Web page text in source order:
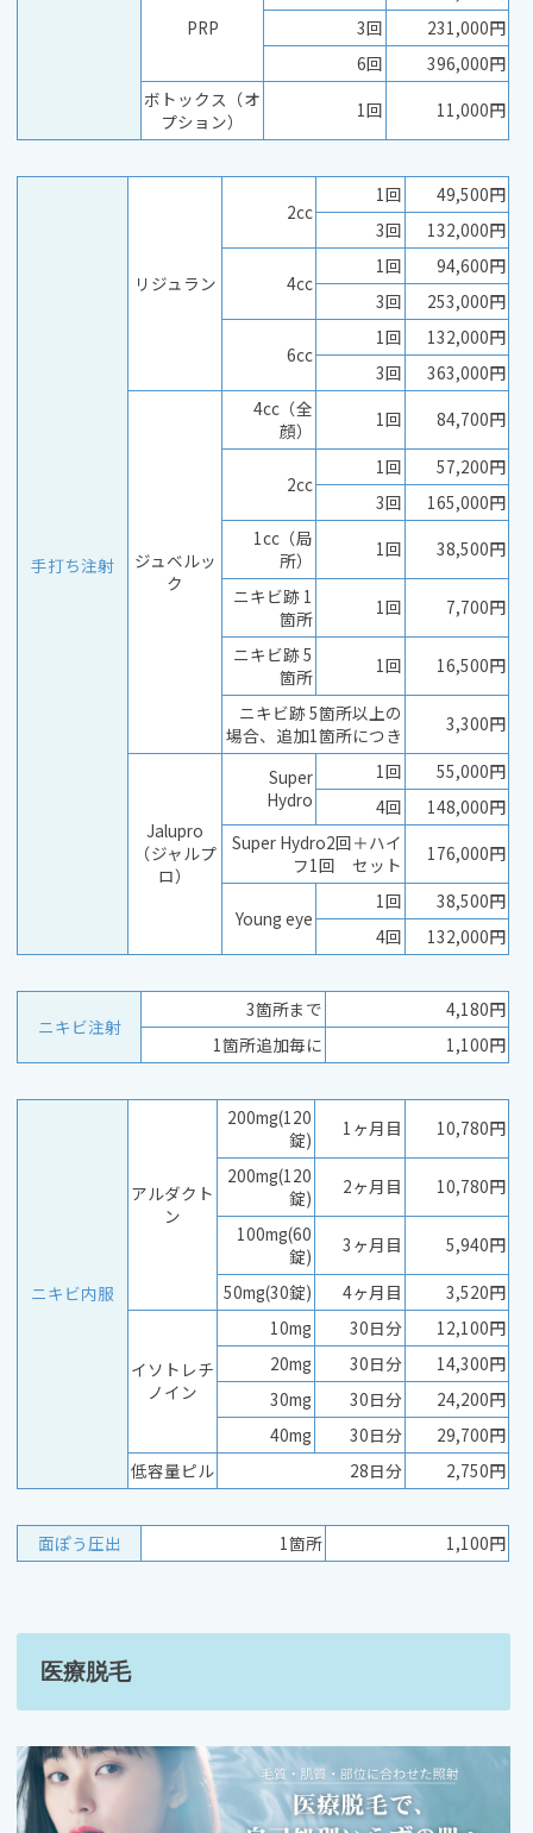
PRP
3回
231,000円
6回
396,000円
ボトックス（オ
プション）
1回 11,000円
手打ち注射
リジュラン
2cc
1回
49,500円
3回
132,000円
4cc
1回
94,600円
3回
253,000円
6cc
1回
132,000円
3回
363,000円
ジュベルッ
ク
4cc（全
顔）
1回 84,700円
2cc
1回
57,200円
3回
165,000円
1cc（局
所）
1回
38,500円
ニキビ跡 1
箇所
1回
7,700円
ニキビ跡 5
箇所
1回
16,500円
ニキビ跡 5箇所以上の
場合、追加1箇所につき
3,300円
Jalupro
（ジャルプ
ロ）
Super
Hydro
1回
55,000円
4回
148,000円
Super Hydro2回＋ハイ
フ1回 セット
176,000円
Young eye
1回
38,500円
4回
132,000円
ニキビ注射
3箇所まで
4,180円
1箇所追加毎に
1,100円
ニキビ内服
アルダクト
ン
200mg(120
錠)
1ヶ月目
10,780円
200mg(120
錠)
2ヶ月目
10,780円
100mg(60
錠)
3ヶ月目
5,940円
50mg(30錠)
4ヶ月目 3,520円
イソトレチ
ノイン
10mg 30日分
12,100円
20mg
30日分
14,300円
30mg
30日分
24,200円
40mg
30日分
29,700円
低容量ピル
28日分 2,750円
面ぽう圧出 1箇所 1,100円
医療脱毛